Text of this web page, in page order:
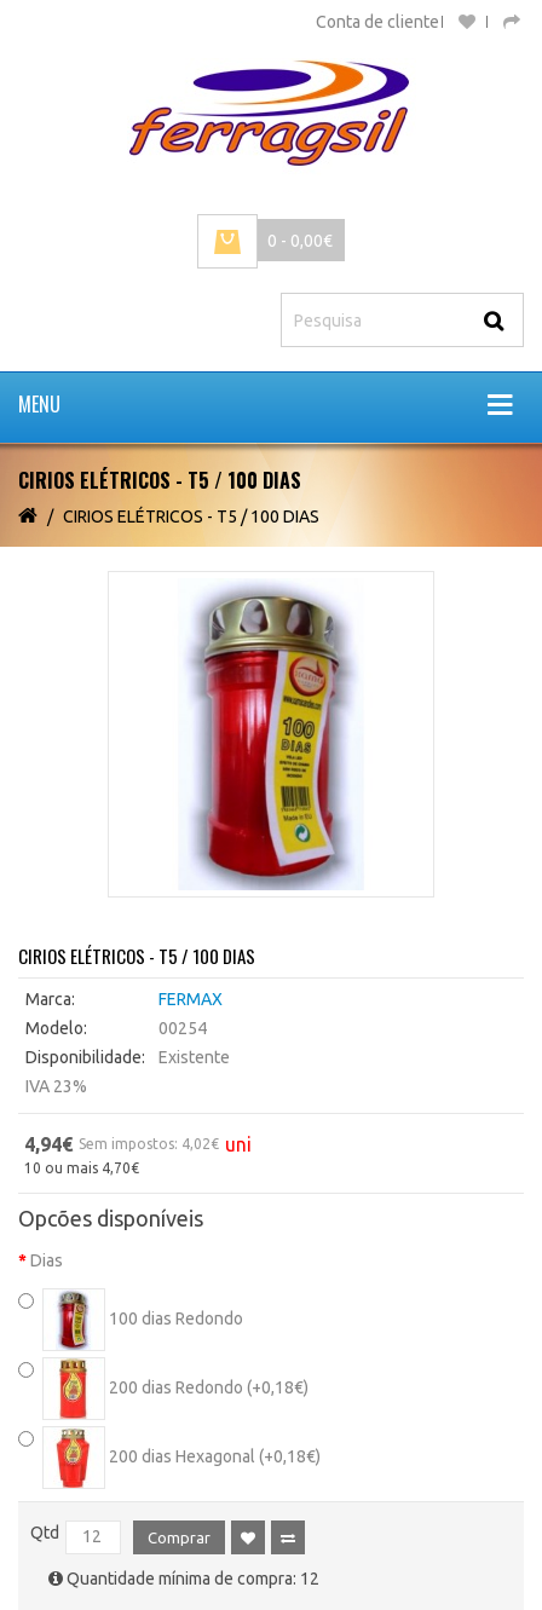
Conta de cliente
0 - 0,00€
MENU
CIRIOS ELÉTRICOS - T5 / 100 DIAS
CIRIOS ELÉTRICOS - T5 / 100 DIAS
CIRIOS ELÉTRICOS - T5 / 100 DIAS
Marca:
FERMAX
Modelo:
00254
Disponibilidade:
Existente
IVA 23%
4,94€ Sem impostos: 4,02€ uni
10 ou mais 4,70€
Opcões disponíveis
Dias
100 dias Redondo
200 dias Redondo (+0,18€)
200 dias Hexagonal (+0,18€)
Qtd Comprar
Quantidade mínima de compra: 12